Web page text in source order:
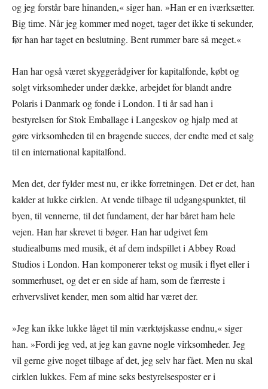
og jeg forstår bare hinanden,« siger han. »Han er en iværksætter.
Big time. Når jeg kommer med noget, tager det ikke ti sekunder,
før han har taget en beslutning. Bent rummer bare så meget.«
Han har også været skyggerådgiver for kapitalfonde, købt og
solgt virksomheder under dække, arbejdet for blandt andre
Polaris i Danmark og fonde i London. I ti år sad han i
bestyrelsen for Stok Emballage i Langeskov og hjalp med at
gøre virksomheden til en bragende succes, der endte med et salg
til en international kapitalfond.
Men det, der fylder mest nu, er ikke forretningen. Det er det, han
kalder at lukke cirklen. At vende tilbage til udgangspunktet, til
byen, til vennerne, til det fundament, der har båret ham hele
vejen. Han har skrevet ti bøger. Han har udgivet fem
studiealbums med musik, ét af dem indspillet i Abbey Road
Studios i London. Han komponerer tekst og musik i flyet eller i
sommerhuset, og det er en side af ham, som de færreste i
erhvervslivet kender, men som altid har været der.
»Jeg kan ikke lukke låget til min værktøjskasse endnu,« siger
han. »Fordi jeg ved, at jeg kan gavne nogle virksomheder. Jeg
vil gerne give noget tilbage af det, jeg selv har fået. Men nu skal
cirklen lukkes. Fem af mine seks bestyrelsesposter er i